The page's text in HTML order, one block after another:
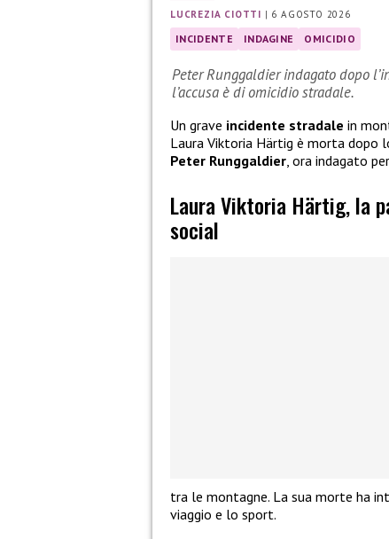
LUCREZIA CIOTTI | 6 AGOSTO 2026
INCIDENTE INDAGINE OMICIDIO
Peter Runggaldier indagato dopo
l’accusa è di omicidio stradale.
Un grave incidente stradale in
Laura Viktoria Härtig è morta dopo
Peter Runggaldier , ora indagato
Laura Viktoria Härtig, la
social
tra le montagne. La sua morte ha
viaggio e lo sport.